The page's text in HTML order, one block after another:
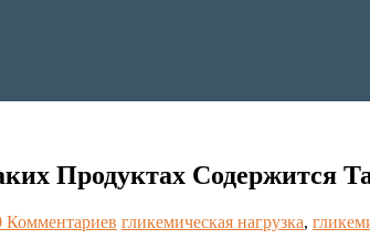
Продуктах Содержится
Комментариев гликемическая нагрузка,